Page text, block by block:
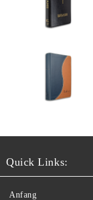
Quick Links:
Anfang